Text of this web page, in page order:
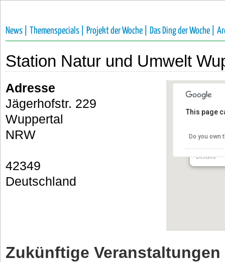
News | Themenspecials | Projekt der Woche | Das Ding der Woche |
Station Natur und Umwelt
Details
This page
Do you own
Adresse
Jägerhofstr. 229
Wuppertal
NRW
42349
Deutschland
Zukünftige Veranstaltungen